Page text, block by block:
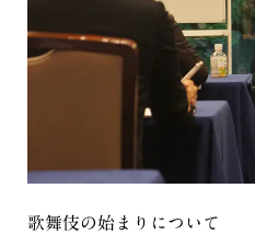
歌舞伎の始まりについて